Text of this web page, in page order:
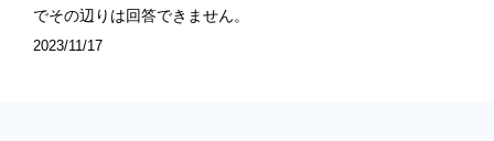
でその辺りは回答できません。
2023/11/17